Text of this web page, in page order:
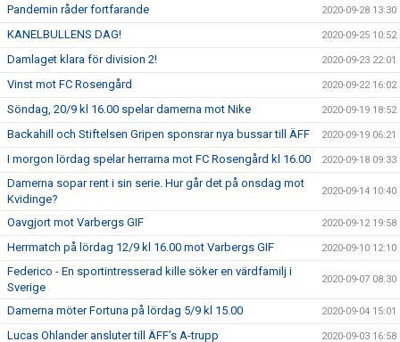
Pandemin råder fortfarande 2020-09-28 13:30
KANELBULLENS DAG! 2020-09-25 10:52
Damlaget klara för division 2! 2020-09-23 22:01
Vinst mot FC Rosengård 2020-09-22 16:02
Söndag, 20/9 kl 16.00 spelar damerna mot Nike 2020-09-19 18:52
Backahill och Stiftelsen Gripen sponsrar nya bussar till ÄFF 2020-09-19 06:21
I morgon lördag spelar herrarna mot FC Rosengård kl 16.00 2020-09-18 09:33
Damerna sopar rent i sin serie. Hur går det på onsdag mot
Kvidinge?
2020-09-14 10:40
Oavgjort mot Varbergs GIF 2020-09-12 19:58
Herrmatch på lördag 12/9 kl 16.00 mot Varbergs GIF 2020-09-10 12:10
Federico - En sportintresserad kille söker en värdfamilj i
Sverige
2020-09-07 08:30
Damerna möter Fortuna på lördag 5/9 kl 15.00 2020-09-04 15:01
Lucas Ohlander ansluter till ÄFF’s A-trupp 2020-09-03 16:58